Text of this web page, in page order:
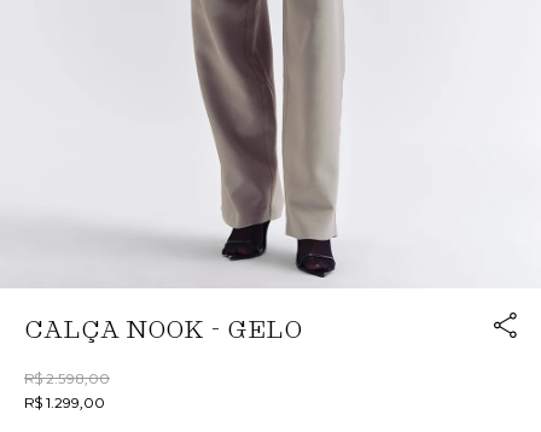
CALÇA NOOK - GELO
Link
R$ 2.598,00
R$ 1.299,00